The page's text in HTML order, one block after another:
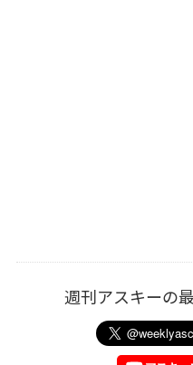
週刊アスキーの